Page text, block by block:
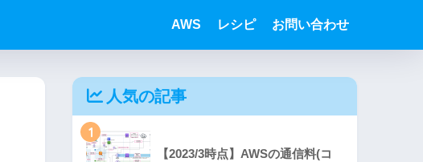
AWS レシピ お問い合わせ
人気の記事
1
【2023/3時点】AWSの通信料(コ